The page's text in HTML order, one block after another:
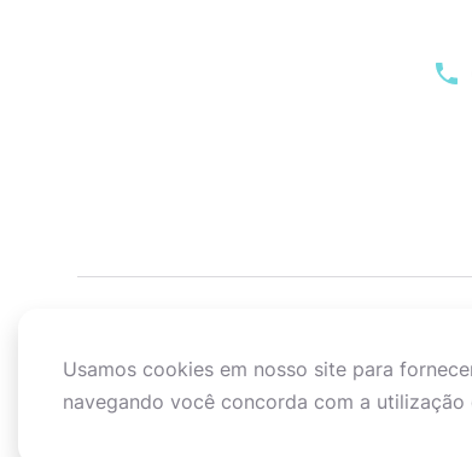
Usamos cookies em nosso site para
navegando você concorda com a